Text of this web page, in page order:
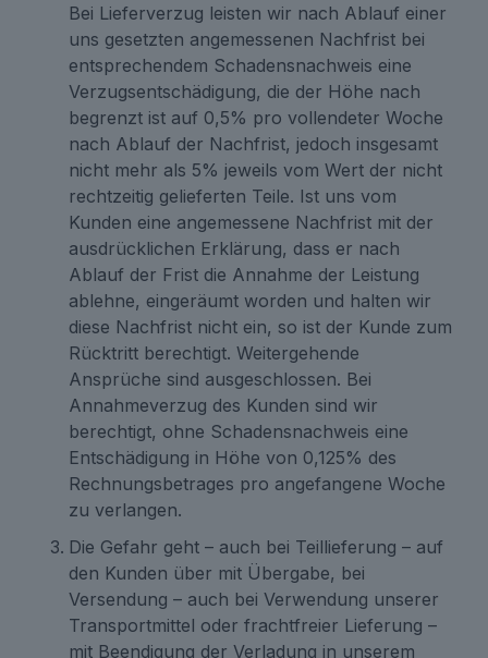
Bei Lieferverzug leisten wir nach Ablauf einer
uns gesetzten angemessenen Nachfrist bei
entsprechendem Schadensnachweis eine
Verzugsentschädigung, die der Höhe nach
begrenzt ist auf 0,5% pro vollendeter Woche
nach Ablauf der Nachfrist, jedoch insgesamt
nicht mehr als 5% jeweils vom Wert der nicht
rechtzeitig gelieferten Teile. Ist uns vom
Kunden eine angemessene Nachfrist mit der
ausdrücklichen Erklärung, dass er nach
Ablauf der Frist die Annahme der Leistung
ablehne, eingeräumt worden und halten wir
diese Nachfrist nicht ein, so ist der Kunde zum
Rücktritt berechtigt. Weitergehende
Ansprüche sind ausgeschlossen. Bei
Annahmeverzug des Kunden sind wir
berechtigt, ohne Schadensnachweis eine
Entschädigung in Höhe von 0,125% des
Rechnungsbetrages pro angefangene Woche
zu verlangen.
Die Gefahr geht – auch bei Teillieferung – auf
den Kunden über mit Übergabe, bei
Versendung – auch bei Verwendung unserer
Transportmittel oder frachtfreier Lieferung –
mit Beendigung der Verladung in unserem